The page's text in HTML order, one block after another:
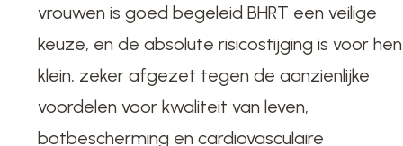
vrouwen is goed begeleid BHRT een veilige
keuze, en de absolute risicostijging is voor hen
klein, zeker afgezet tegen de aanzienlijke
voordelen voor kwaliteit van leven,
botbescherming en cardiovasculaire